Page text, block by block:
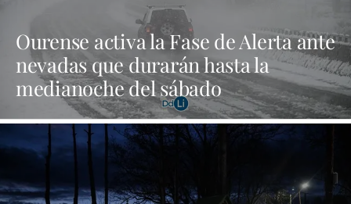
Ourense activa la Fase de Alerta ante
nevadas que durarán hasta la
medianoche del sábado